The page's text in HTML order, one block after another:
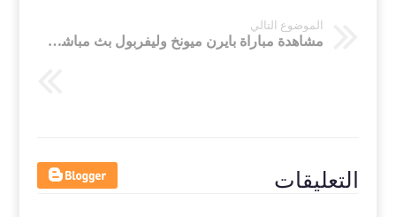
الموضوع التالي
مشاهدة مباراة بايرن ميونخ وليفربول بث مباشر بتاريخ 13-03-2019 دوري أبطال أوروبا
التعليقات